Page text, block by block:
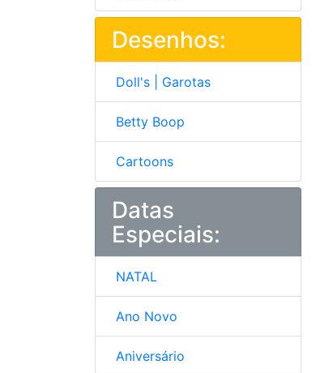
Desenhos:
Doll's | Garotas
Betty Boop
Cartoons
Datas
Especiais:
NATAL
Ano Novo
Aniversário